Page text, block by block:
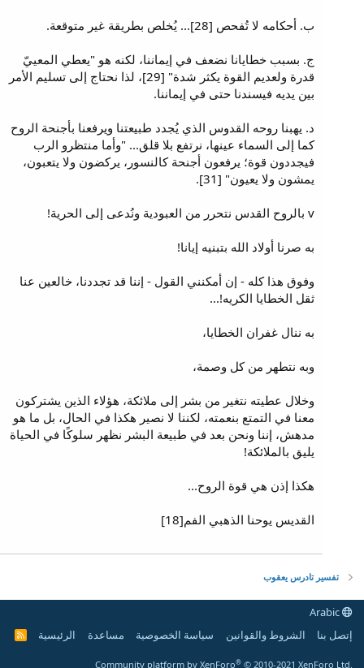
ب. أحكامه لا تُفحص [28]... يُخلص بطريقة غير متوقعة.
ج. بسبب خطايانا نضعف في إيماننا، لكنه هو "يعطي المعييّ
قدرة ولعديم القوة يكثر شدة" [29]، لذا نحتاج إلى تسليم الأمر
بين يديه فيسندنا حتى في إيماننا.
د. يهبنا روحه القدوس الذي يُجدد طبيعتنا ويرفعنا بأجنحة الروح
كما إلى السماء عينها، نرتفع بلا قلق... "وأما منتظرو الرب
فيجددون قوة؛ يرفعون أجنحة كالنسور، يركضون ولا يتعبون،
يمشون ولا يعيون" [31].
v بالروح القدس نتحرر من العبودية ونُدعى إلى الحرية!
به صرنا أولاد الله بتبنيه إيانا!
وفوق هذا كله - إن أمكنني القول - إننا قد تجددنا، خالعين عنا
ثقل الخطايا الكريه!...
به ننال غفران الخطايا،
وبه نتطهر من كل وصمة،
وخلال عطيته نتغير من بشر إلى ملائكة، هؤلاء الذين يشتركون
معنا في التمتع بنعمته، لكننا لا نصير هكذا في الحال، بل ما هو
مدهش، إننا ونحن بعد في طبيعة البشر نظهر سلوكًا في الحياة
يليق بالملائكة!
هكذا إذن هي قوة الروح...
القديس يوحنا الذهبي الفم[18]
تفسير تادرس يعقوب
إتصل بنا
الشروط والقوانين سياسة الخصوصية مساعدة الرئيسية
R
Community platform by XenForo® © 2010-2021 XenForo Ltd.